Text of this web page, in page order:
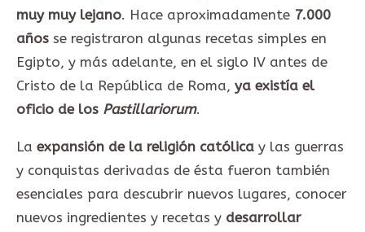
muy muy lejano. Hace aproximadamente 7.000
años se registraron algunas recetas simples en
Egipto, y más adelante, en el siglo IV antes de
Cristo de la República de Roma, ya existía el
oficio de los Pastillariorum.
La expansión de la religión católica y las guerras
y conquistas derivadas de ésta fueron también
esenciales para descubrir nuevos lugares, conocer
nuevos ingredientes y recetas y desarrollar